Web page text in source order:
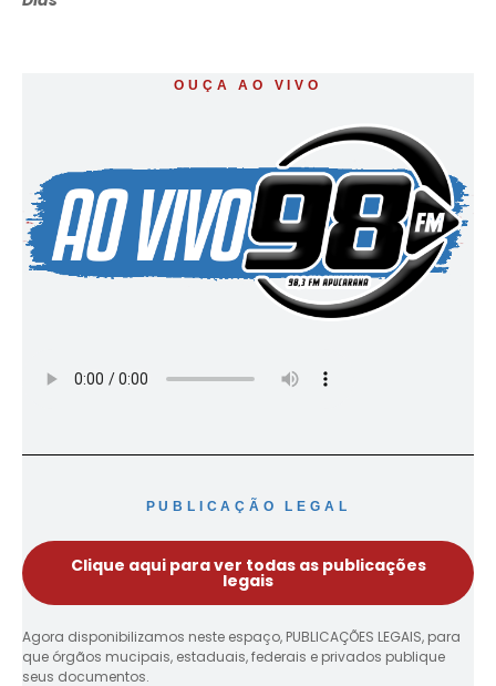
OUÇA AO VIVO
PUBLICAÇÃO LEGAL
Clique aqui para ver todas as publicações
legais
Agora disponibilizamos neste espaço, PUBLICAÇÕES LEGAIS, para
que órgãos mucipais, estaduais, federais e privados publique
seus documentos.